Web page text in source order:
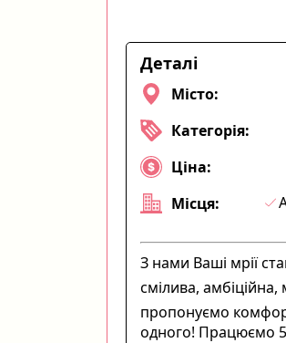
Деталі
Місто:
Категорія:
Ціна:
Місця:
З нами Ваші мрії
смілива,
пропонуємо
одного! Працюємо